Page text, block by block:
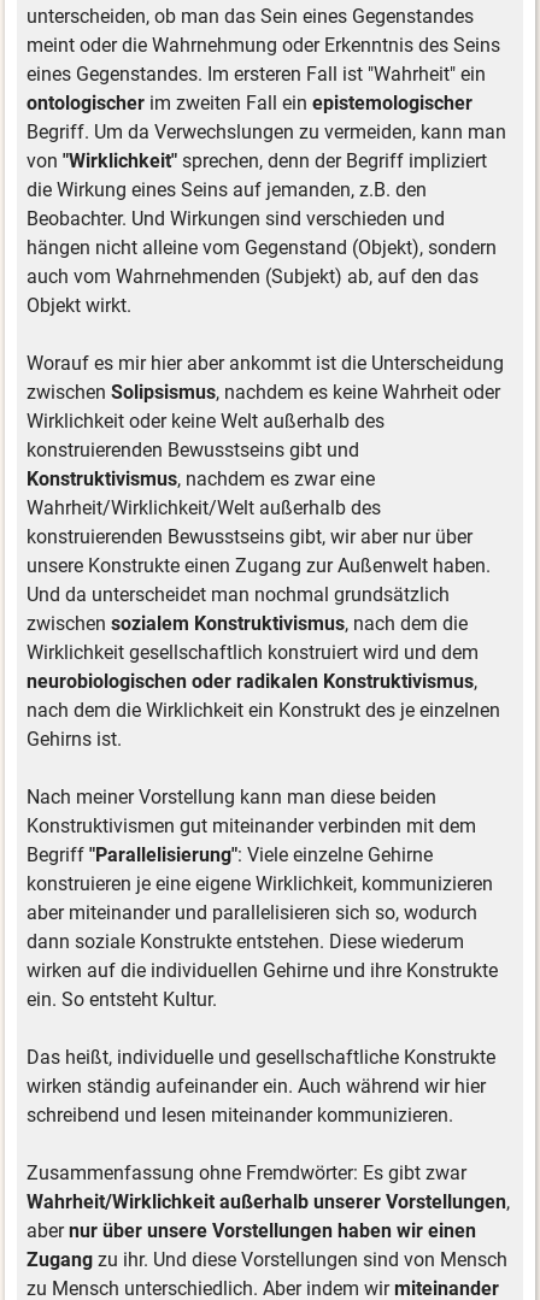
unterscheiden, ob man das Sein eines Gegenstandes
meint oder die Wahrnehmung oder Erkenntnis des Seins
eines Gegenstandes. Im ersteren Fall ist "Wahrheit" ein
ontologischer im zweiten Fall einepistemologischer
Begriff. Um da Verwechslungen zu vermeiden, kann man
von"Wirklichkeit" sprechen, denn der Begriff impliziert
die Wirkung eines Seins auf jemanden, z.B. den
Beobachter. Und Wirkungen sind verschieden und
hängen nicht alleine vom Gegenstand (Objekt), sondern
auch vom Wahrnehmenden (Subjekt) ab, auf den das
Objekt wirkt.
Worauf es mir hier aber ankommt ist die Unterscheidung
zwischenSolipsismus, nachdem es keine Wahrheit oder
Wirklichkeit oder keine Welt außerhalb des
konstruierenden Bewusstseins gibt und
Konstruktivismus, nachdem es zwar eine
Wahrheit/Wirklichkeit/Welt außerhalb des
konstruierenden Bewusstseins gibt, wir aber nur über
unsere Konstrukte einen Zugang zur Außenwelt haben.
Und da unterscheidet man nochmal grundsätzlich
zwischensozialem Konstruktivismus, nach dem die
Wirklichkeit gesellschaftlich konstruiert wird und dem
neurobiologischen oder radikalen Konstruktivismus,
nach dem die Wirklichkeit ein Konstrukt des je einzelnen
Gehirns ist.
Nach meiner Vorstellung kann man diese beiden
Konstruktivismen gut miteinander verbinden mit dem
Begriff"Parallelisierung": Viele einzelne Gehirne
konstruieren je eine eigene Wirklichkeit, kommunizieren
aber miteinander und parallelisieren sich so, wodurch
dann soziale Konstrukte entstehen. Diese wiederum
wirken auf die individuellen Gehirne und ihre Konstrukte
ein. So entsteht Kultur.
Das heißt, individuelle und gesellschaftliche Konstrukte
wirken ständig aufeinander ein. Auch während wir hier
schreibend und lesen miteinander kommunizieren.
Zusammenfassung ohne Fremdwörter: Es gibt zwar
Wahrheit/Wirklichkeit außerhalb unserer Vorstellungen,
abernur über unsere Vorstellungen haben wir einen
Zugang zu ihr. Und diese Vorstellungen sind von Mensch
zu Mensch unterschiedlich. Aber indem wirmiteinander